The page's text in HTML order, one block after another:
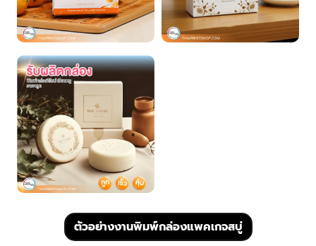
ตัวอย่างงานพิมพ์กล่องแพคเกจสบู่